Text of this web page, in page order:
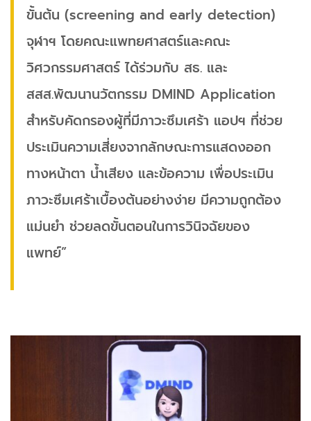
ขั้นต้น (screening and early detection)
จุฬาฯ โดยคณะแพทยศาสตร์และคณะ
วิศวกรรมศาสตร์ ได้ร่วมกับ สธ. และ
สสส.พัฒนานวัตกรรม DMIND Application
สำหรับคัดกรองผู้ที่มีภาวะซึมเศร้า แอปฯ ที่ช่วย
ประเมินความเสี่ยงจากลักษณะการแสดงออก
ทางหน้าตา น้ำเสียง และข้อความ เพื่อประเมิน
ภาวะซึมเศร้าเบื้องต้นอย่างง่าย มีความถูกต้อง
แม่นยำ ช่วยลดขั้นตอนในการวินิจฉัยของ
แพทย์”